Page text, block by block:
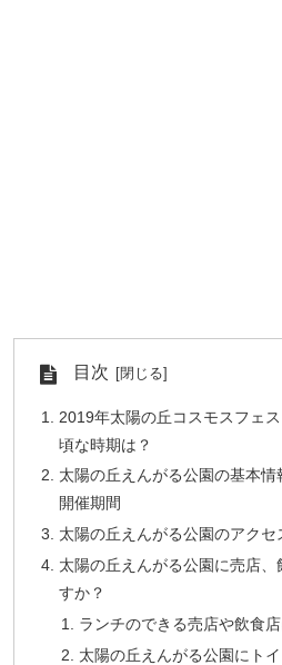
目次
2019年太陽の丘コスモスフェ
頃な時期は？
太陽の丘えんがる公園の基本
開催期間
太陽の丘えんがる公園のアクセ
太陽の丘えんがる公園に売店、
すか？
ランチのできる売店や飲食
太陽の丘えんがる公園にト